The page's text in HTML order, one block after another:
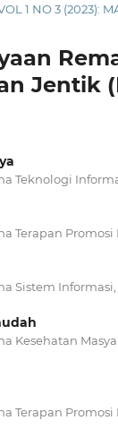
1 NO 3 (2023):
Jentik
Teknologi
Terapan
Sistem
Kesehatan
Terapan